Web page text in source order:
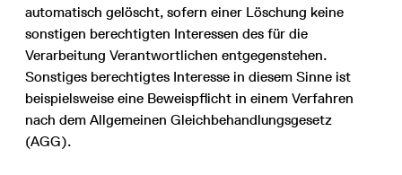
automatisch gelöscht, sofern einer Löschung keine
sonstigen berechtigten Interessen des für die
Verarbeitung Verantwortlichen entgegenstehen.
Sonstiges berechtigtes Interesse in diesem Sinne ist
beispielsweise eine Beweispflicht in einem Verfahren
nach dem Allgemeinen Gleichbehandlungsgesetz
(AGG).